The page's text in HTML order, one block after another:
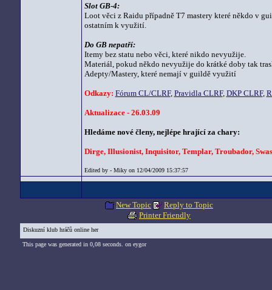
Slot GB-4:
Loot věci z Raidu případně T7 mastery které někdo v
ostatním k využití.
Do GB nepatří:
Itemy bez statu nebo věci, které nikdo nevyužije.
Materiál, pokud někdo nevyužije do krátké doby tak
Adepty/Mastery, které nemají v guildě využití
Odkazy: Fórum CL/CLRF, Pravidla CLRF, DKP CLRF,
Aktualizace - 26.03.09
Hledáme nové členy, nejlépe hrající za chary:
Dirge, Illusionist, Inquisitor, Templar, Troubador,
Edited by - Miky on 12/04/2009 15:37:57
New Topic
Reply to Topic
Printer Friendly
Diskuzní klub hráčů online her
This page was generated in 0,08 seconds. on eygor